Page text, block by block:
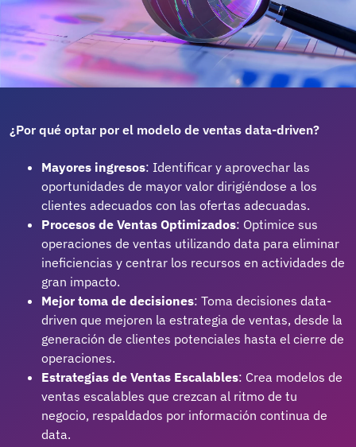
¿Por qué optar por el modelo de ventas data-driven?
Mayores ingresos: Identificar y aprovechar las
oportunidades de mayor valor dirigiéndose a los
clientes adecuados con las ofertas adecuadas.
Procesos de Ventas Optimizados: Optimice sus
operaciones de ventas utilizando data para eliminar
ineficiencias y centrar los recursos en actividades de
gran impacto.
Mejor toma de decisiones: Toma decisiones data-
driven que mejoren la estrategia de ventas, desde la
generación de clientes potenciales hasta el cierre de
operaciones.
Estrategias de Ventas Escalables: Crea modelos de
ventas escalables que crezcan al ritmo de tu
negocio, respaldados por información continua de
data.